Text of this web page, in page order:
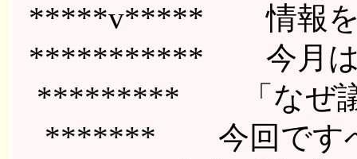
*****v***** 情報を発
*********** 今月は、
********* 「なぜ議
******* 今回ですべ